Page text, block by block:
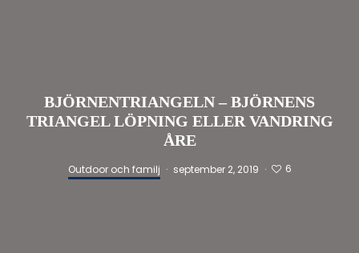
BJÖRNENTRIANGELN – BJÖRNENS
TRIANGEL LÖPNING ELLER VANDRING
ÅRE
Outdoor och familj · september 2, 2019 · 6